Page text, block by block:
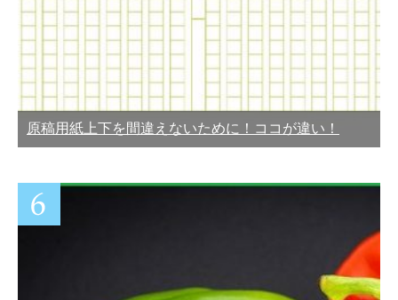
原稿用紙上下を間違えないために！ココが違い！